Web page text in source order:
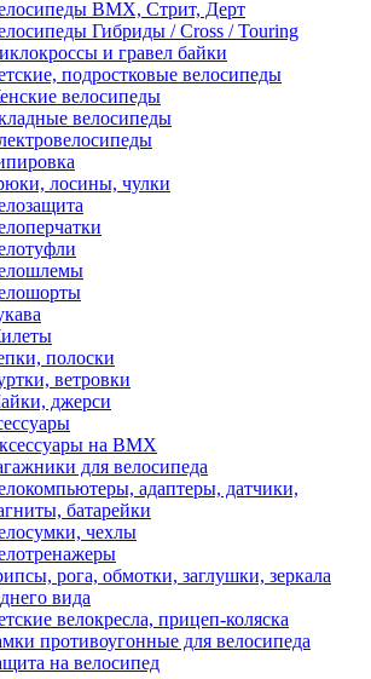
BMX, Стрит, Дерт
Гибриды / Cross / Touring
и гравел байки
подростковые велосипеды
велосипеды
велосипеды
лосины, чулки
полоски
ветровки
джерси
на BMX
для велосипеда
адаптеры, датчики,
батарейки
чехлы
рога, обмотки, заглушки, зеркала
вида
велокресла, прицеп-коляска
противоугонные для велосипеда
на велосипед